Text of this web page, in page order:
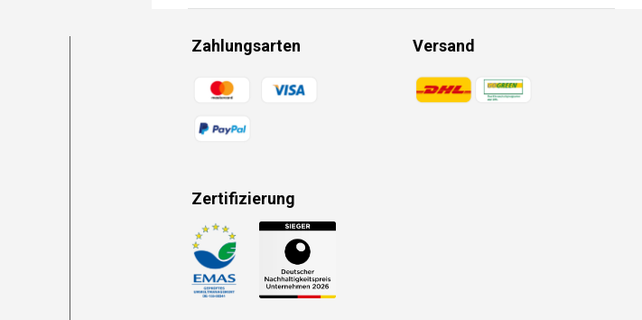
Zahlungsarten
Zahlungsmethoden
Versand
Zahlungsmethoden
Zertifizierung
Zahlungsmethoden